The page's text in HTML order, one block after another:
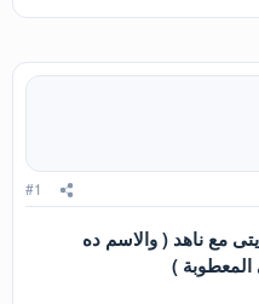
#1
مع ناهد ( والاسم ده
)